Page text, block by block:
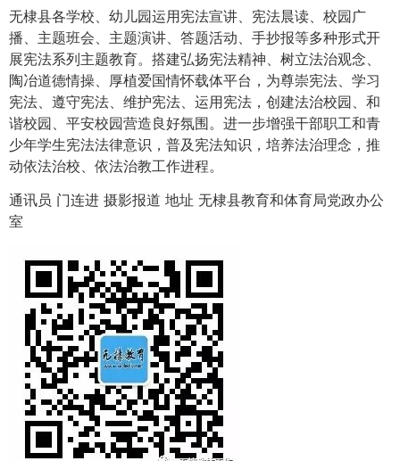
无棣县各学校、幼儿园运用宪法宣讲、宪法晨读、校园广
播、主题班会、主题演讲、答题活动、手抄报等多种形式开
展宪法系列主题教育。搭建弘扬宪法精神、树立法治观念、
陶冶道德情操、厚植爱国情怀载体平台，为尊崇宪法、学习
宪法、遵守宪法、维护宪法、运用宪法，创建法治校园、和
谐校园、平安校园营造良好氛围。进一步增强干部职工和青
少年学生宪法法律意识，普及宪法知识，培养法治理念，推
动依法治校、依法治教工作进程。
通讯员 门连进 摄影报道 地址 无棣县教育和体育局党政办公
室